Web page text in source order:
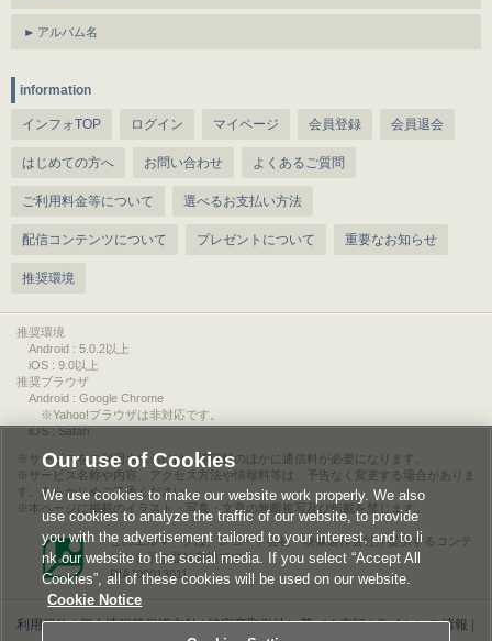
アルバム名
information
インフォTOP ログイン マイページ 会員登録 会員退会
はじめての方へ お問い合わせ よくあるご質問
ご利用料金等について 選べるお支払い方法
配信コンテンツについて プレゼントについて 重要なお知らせ
推奨環境
推奨環境
Android : 5.0.2以上
iOS : 9.0以上
推奨ブラウザ
Android : Google Chrome
※Yahoo!ブラウザは非対応です。
iOS : Safari
サービスをご利用されるには、情報料のほかに通信料が必要になります。
サービス名称や内容、アクセス方法や情報料等は、予告なく変更する場合がありま
す。あらかじめご了承ください。
本ページに掲載のイラスト・写真・文章の無断複写及び転載を禁じます。
このエルマークは、レコード会社・映像製作会社が提供するコンテ
ンツを示す登録商標です。
RIAJ00013011
利用規約|個人情報等保護方針|特定商取引法に基づく表記|ライセンス情報
Our use of Cookies
We use cookies to make our website work properly. We also
use cookies to analyze the traffic of our website, to provide
you with the advertisement tailored to your interest, and to li
nk our website to the social media. If you select “Accept All
Cookies”, all of these cookies will be used on our website.
Cookie Notice